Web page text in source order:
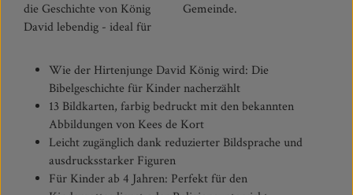
die Geschichte von König
David lebendig - ideal für
Gemeinde.
Wie der Hirtenjunge David König wird: Die
Bibelgeschichte für Kinder nacherzählt
13 Bildkarten, farbig bedruckt mit den bekannten
Abbildungen von Kees de Kort
Leicht zugänglich dank reduzierter Bildsprache und
ausdrucksstarker Figuren
Für Kinder ab 4 Jahren: Perfekt für den